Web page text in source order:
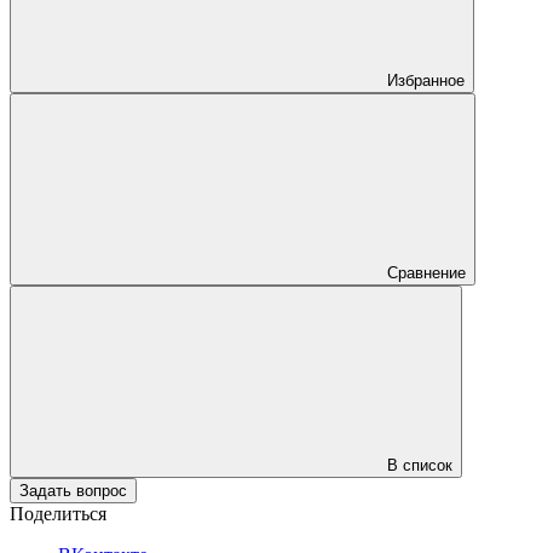
Избранное
Сравнение
В список
Задать вопрос
Поделиться